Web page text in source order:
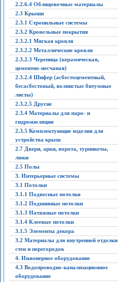
2.2.6.4 Облицовочные материалы
2.3 Крыши
2.3.1 Стропильные системы
2.3.2 Кровельные покрытия
2.3.2.1 Мягкая кровля
2.3.2.2 Металлические кровли
2.3.2.3 Черепица (керамическая,
цементно-песчаная)
2.3.2.4 Шифер (асбестоцементный,
бесасбестовый, волнистые битумные
листы)
2.3.2.5 Другие
2.3.4 Материалы для паро- и
гидроизоляции
2.3.5 Комплектующие изделия для
устройства крыш
2.7 Двери, арки, ворота, турникеты,
люки
2.5 Полы
3. Интерьерные системы
3.1 Потолки
3.1.1 Подвесные потолки
3.1.2 Подшивные потолки
3.1.3 Натяжные потолки
3.1.4 Клеевые потолки
3.1.5 Элементы декора
3.2 Материалы для внутренней отделки
стен и перегородок
4. Инженерное оборудование
4.3 Водопроводно-канализационное
оборудование